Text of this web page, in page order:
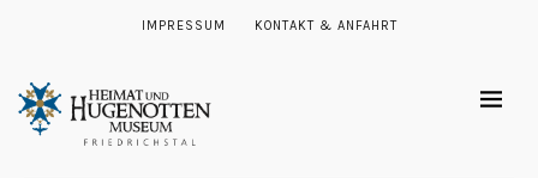
IMPRESSUM KONTAKT & ANFAHRT